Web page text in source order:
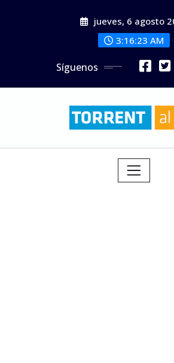
jueves, 6 agosto
3:16:25 AM
Síguenos